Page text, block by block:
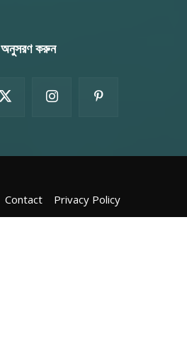
অনুসরণ করুন
Contact Privacy Policy